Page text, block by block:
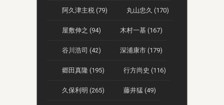
阿久津主税 (79) 丸山忠久 (170)
屋敷伸之 (94) 木村一基 (167)
谷川浩司 (42) 深浦康市 (179)
郷田真隆 (195) 行方尚史 (116)
久保利明 (265) 藤井猛 (49)